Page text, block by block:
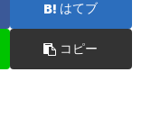
はてブ
コピー